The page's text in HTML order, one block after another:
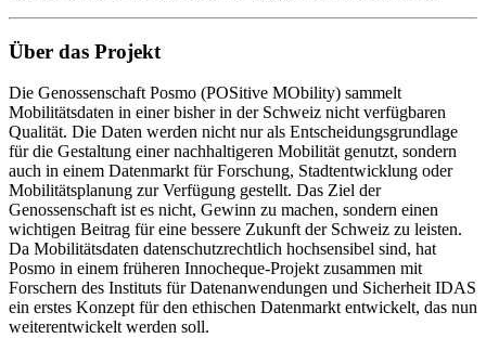
Über das Projekt
Die Genossenschaft Posmo (POSitive MObility) sammelt
Mobilitätsdaten in einer bisher in der Schweiz nicht verfügbaren
Qualität. Die Daten werden nicht nur als Entscheidungsgrundlage
für die Gestaltung einer nachhaltigeren Mobilität genutzt, sondern
auch in einem Datenmarkt für Forschung, Stadtentwicklung oder
Mobilitätsplanung zur Verfügung gestellt. Das Ziel der
Genossenschaft ist es nicht, Gewinn zu machen, sondern einen
wichtigen Beitrag für eine bessere Zukunft der Schweiz zu leisten.
Da Mobilitätsdaten datenschutzrechtlich hochsensibel sind, hat
Posmo in einem früheren Innocheque-Projekt zusammen mit
Forschern des Instituts für Datenanwendungen und Sicherheit IDAS
ein erstes Konzept für den ethischen Datenmarkt entwickelt, das nun
weiterentwickelt werden soll.